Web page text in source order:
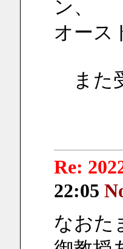
ン、
オース
また
Re:
22:05
なおた